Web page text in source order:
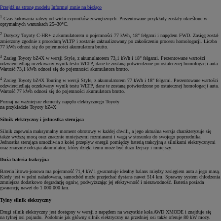
Przejdź na stronę modelu Informuj mnie na bieżąco
1 Czas ładowania zależy od wielu czynników zewnętrznych. Prezentowane przykłady zostały określone w
optymalnych warunkach 25–30°C.
2 Dotyczy Toyoty C-HR+ z akumulatorem o pojemności 77 kWh, 18" felgami i napędem FWD. Zasięg został
zmierzony zgodnie z procedurą WLTP i zostanie zaktualizowany po zakończeniu procesu homologacji. Liczba
77 kWh odnosi się do pojemności akumulatora brutto.
3 Zasięg Toyoty bZ4X w wersji Style, z akumulatorem 73,1 kWh i 18" felgami. Prezentowane wartości
odzwierciedlają oczekiwany wynik testu WLTP, dane te zostaną potwierdzone po ostatecznej homologacji auta.
Wartość 73,1 kWh odnosi się do pojemności akumulatora brutto.
4 Zasięg Toyoty bZ4X Touring w wersji Style, z akumulatorem 77 kWh i 18" felgami. Prezentowane wartości
odzwierciedlają oczekiwany wynik testu WLTP, dane te zostaną potwierdzone po ostatecznej homologacji auta.
Wartość 77 kWh odnosi się do pojemności akumulatora brutto.
Poznaj najważniejsze elementy napędu elektrycznego Toyoty
na przykładzie Toyoty bZ4X
Silnik elektryczny i jednostka sterująca
Silnik zapewnia maksymalny moment obrotowy w każdej chwili, a jego aktualna wersja charakteryzuje się
także wyższą mocą oraz znacznie mniejszymi rozmiarami i wagą w stosunku do swojego poprzednika.
Jednostka sterująca umożliwia z kolei przepływ energii pomiędzy baterią trakcyjną a silnikami elektrycznymi
oraz znacznie odciąża akumulator, który dzięki temu może być dużo lżejszy i mniejszy.
Duża bateria trakcyjna
Bateria litowo-jonowa ma pojemność 71,4 kW i gwarantuje idealny balans między zasięgiem auta a jego masą.
Kiedy jest w pełni naładowana, samochód może przejechać dystans nawet 514 km. Sprawny system chłodzenia
zmniejsza dodatkowo degradację ogniw, podwyższając jej efektywność i niezawodność. Bateria posiada
gwarancję nawet do 1 000 000 km.
Tylny silnik elektryczny
Drugi silnik elektryczny jest dostępny w wersji z napędem na wszystkie koła AWD XMODE i znajduje się
na tylnej osi pojazdu. Podobnie jak główny silnik elektryczny na przedniej osi także oferuje 80 kW mocy.